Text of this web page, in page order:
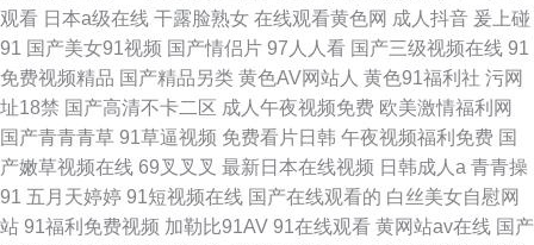
观看 日本a级在线 干露脸熟女 在线观看黄色网 成人抖音 爰上碰
91 国产美女91视频 国产情侣片 97人人看 国产三级视频在线 91
免费视频精品 国产精品另类 黄色AV网站人 黄色91福利社 污网
址18禁 国产高清不卡二区 成人午夜视频免费 欧美激情福利网
国产青青青草 91草逼视频 免费看片日韩 午夜视频福利免费 国
产嫩草视频在线 69叉叉叉 最新日本在线视频 日韩成人a 青青操
91 五月天婷婷 91短视频在线 国产在线观看的 白丝美女自慰网
站 91福利免费视频 加勒比91AV 91在线观看 黄网站av在线 国产